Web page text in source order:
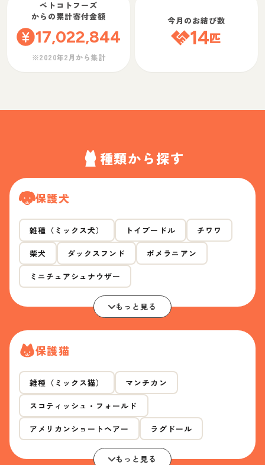
ペトコトフーズ
からの累計寄付金額
17,022,844
※2020年2月から集計
今月のお結び数
14匹
種類から探す
保護犬
雑種（ミックス犬） トイプードル チワワ
柴犬 ダックスフンド ポメラニアン
ミニチュアシュナウザー
もっと見る
保護猫
雑種（ミックス猫） マンチカン
スコティッシュ・フォールド
アメリカンショートヘアー ラグドール
もっと見る